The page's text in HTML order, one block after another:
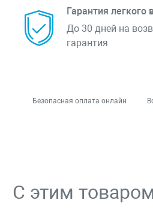
Гарантия легкого
До 30 дней на
гарантия
Безопасная оплата онлайн
С этим